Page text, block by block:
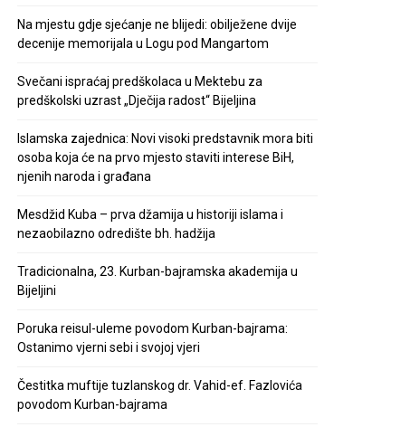
Na mjestu gdje sjećanje ne blijedi: obilježene dvije
decenije memorijala u Logu pod Mangartom
Svečani ispraćaj predškolaca u Mektebu za
predškolski uzrast „Dječija radost“ Bijeljina
Islamska zajednica: Novi visoki predstavnik mora biti
osoba koja će na prvo mjesto staviti interese BiH,
njenih naroda i građana
Mesdžid Kuba – prva džamija u historiji islama i
nezaobilazno odredište bh. hadžija
Tradicionalna, 23. Kurban-bajramska akademija u
Bijeljini
Poruka reisul-uleme povodom Kurban-bajrama:
Ostanimo vjerni sebi i svojoj vjeri
Čestitka muftije tuzlanskog dr. Vahid-ef. Fazlovića
povodom Kurban-bajrama